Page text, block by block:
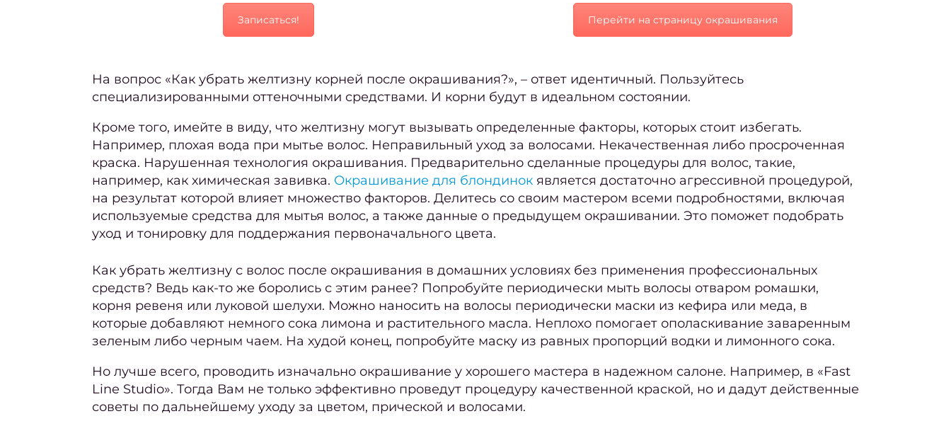
Записаться! Перейти на страницу окрашивания
На вопрос«Как убрать желтизну корней после окрашивания?», – ответ идентичный. Пользуйтесь
специализированными оттеночными средствами. И корни будут в идеальном состоянии.
Кроме того, имейте в виду, что желтизну могут вызывать определенные факторы, которых стоит избегать.
Например, плохая вода при мытье волос. Неправильный уход за волосами. Некачественная либо просроченная
краска. Нарушенная технология окрашивания. Предварительно сделанные процедуры для волос, такие,
например, как химическая завивка. Окрашивание для блондинокявляется достаточно агрессивной процедурой,
на результат которой влияет множество факторов. Делитесь со своим мастером всеми подробностями, включая
используемые средства для мытья волос, а также данные о предыдущем окрашивании. Это поможет подобрать
уход и тонировку для поддержания первоначального цвета.
Как убрать желтизну с волос после окрашивания в домашних условиях без применения профессиональных
средств? Ведь как-то же боролись с этим ранее? Попробуйте периодически мыть волосы отваром ромашки,
корня ревеня или луковой шелухи. Можно наносить на волосы периодически маски из кефира или меда, в
которые добавляют немного сока лимона и растительного масла. Неплохо помогает ополаскивание заваренным
зеленым либо черным чаем. На худой конец, попробуйте маску из равных пропорций водки и лимонного сока.
Но лучше всего, проводить изначально окрашивание у хорошего мастера в надежном салоне. Например, в «Fast
Line Studio». Тогда Вам не только эффективно проведут процедуру качественной краской, но и дадут действенные
советы по дальнейшему уходу за цветом, прической и волосами.